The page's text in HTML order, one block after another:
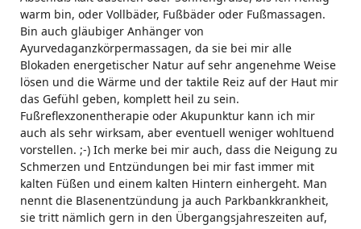
warm bin, oder Vollbäder, Fußbäder oder Fußmassagen.
Bin auch gläubiger Anhänger von
Ayurvedaganzkörpermassagen, da sie bei mir alle
Blokaden energetischer Natur auf sehr angenehme Weise
lösen und die Wärme und der taktile Reiz auf der Haut mir
das Gefühl geben, komplett heil zu sein.
Fußreflexzonentherapie oder Akupunktur kann ich mir
auch als sehr wirksam, aber eventuell weniger wohltuend
vorstellen. ;-) Ich merke bei mir auch, dass die Neigung zu
Schmerzen und Entzündungen bei mir fast immer mit
kalten Füßen und einem kalten Hintern einhergeht. Man
nennt die Blasenentzündung ja auch Parkbankkrankheit,
sie tritt nämlich gern in den Übergangsjahreszeiten auf,